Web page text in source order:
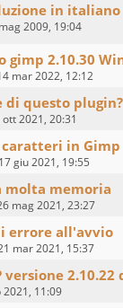
in italiano
2009, 19:04
gimp 2.10.30
mar 2022, 12:12
di questo plugin?
2021, 20:31
in Gimp
giu 2021, 19:55
molta memoria
mag 2021, 23:27
errore all'avvio
mar 2021, 15:37
versione
2021, 11:09